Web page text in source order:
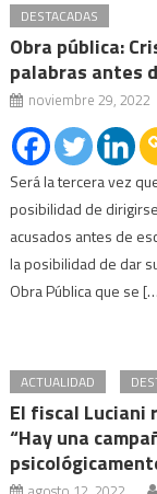
DESTACADAS
Obra pública:
palabras antes
noviembre 29, 2022
Será la tercera vez
posibilidad de
acusados antes de
la posibilidad de dar
Obra Pública que se
ACTUALIDAD
El fiscal Luciani
“Hay una